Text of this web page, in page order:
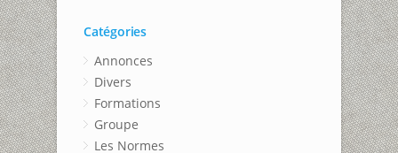
Catégories
Annonces
Divers
Formations
Groupe
Les Normes